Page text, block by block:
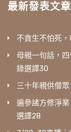
最新發表文章
不貪生不怕死
母親一句話，
錄選譯30
三十年親供僧
遍參諸方修淨
選譯28